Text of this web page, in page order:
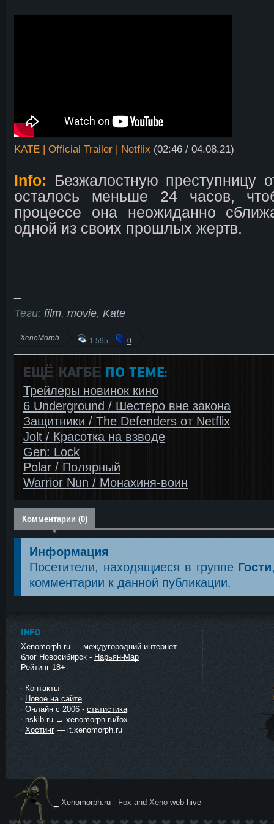
KATE | Official Trailer | Netflix (02:46 / 04.08.21)
Info: Безжалостную преступницу
осталось меньше 24 часов,
процессе она неожиданно
одной из своих прошлых жертв.
Теги: film, movie, Kate
XenoMorph 1 595 0
ЕЩЁ КАГБΕ ПО ТЕМЕ:
Трейлеры новинок кино
6 Underground / Шестеро вне закона
Защитники / The Defenders от Netflix
Jolt / Красотка на взводе
Gen: Lock
Polar / Полярный
Warrior Nun / Монахиня-воин
Комментарии (0)
Информация
Посетители, находящиеся в группе Гости
комментарии к данной публикации.
INFO
Xenomorph.ru — междугородний интернет-
блог Новосибирск - Нарьян-Мар
Рейтинг 18+
Контакты
Новое на сайте
Онлайн с 2006 - статистика
nskib.ru → xenomorph.ru/fox
Хостинг — it.xenomorph.ru
Xenomorph.ru - Fox and Xeno web hive